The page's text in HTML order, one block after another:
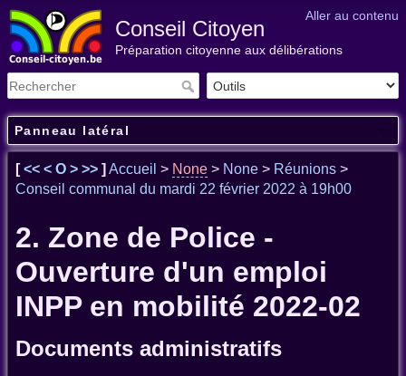
Aller au contenu
Conseil Citoyen
Préparation citoyenne aux délibérations
Panneau latéral
[<< < O > >> ] Accueil > None > None > Réunions >
Conseil communal du mardi 22 février 2022 à 19h00
2. Zone de Police -
Ouverture d'un emploi
INPP en mobilité 2022-02
Documents administratifs